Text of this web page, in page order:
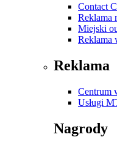
Contact
Reklama
Miejski
Reklama
Reklama
Centrum
Usługi
Nagrody